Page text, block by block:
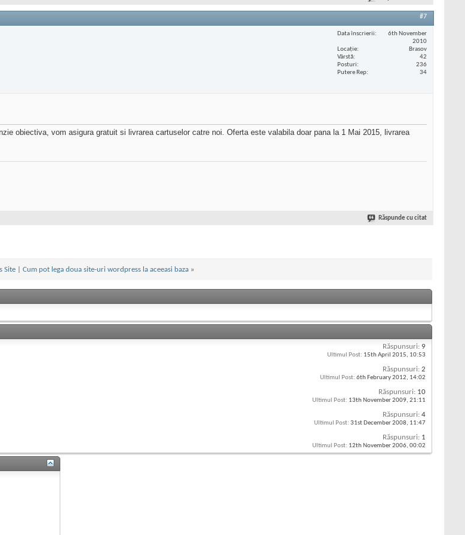
#7
Data înscrierii
6th November
2010
Locaţie
Brasov
Vârstă
42
Posturi
236
Putere Rep
34
obiectiva, vom asigura gratuit si livrarea cartuselor catre noi. Oferta este valabila doar pana la 1 Mai 2015, livrarea
Răspunde cu citat
Site Cum pot lega doua site-uri wordpress la aceeasi baza »
Răspunsuri: 9
Ultimul Post: 15th April 2015, 10:53
Răspunsuri: 2
Ultimul Post: 6th February 2012, 14:02
Răspunsuri: 10
Ultimul Post: 13th November 2009, 21:11
Răspunsuri: 4
Ultimul Post: 31st December 2008, 11:47
Răspunsuri: 1
Ultimul Post: 12th November 2006, 00:02